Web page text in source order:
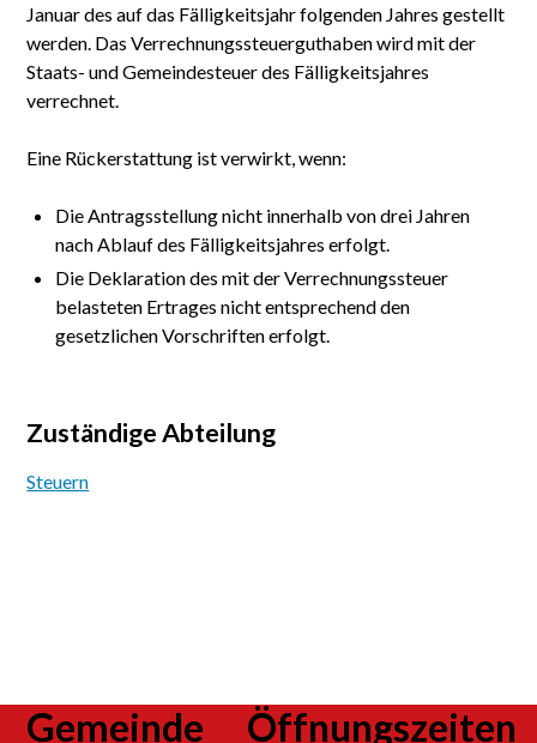
Januar des auf das Fälligkeitsjahr folgenden Jahres gestellt
werden. Das Verrechnungssteuerguthaben wird mit der
Staats- und Gemeindesteuer des Fälligkeitsjahres
verrechnet.
Eine Rückerstattung ist verwirkt, wenn:
Die Antragsstellung nicht innerhalb von drei Jahren
nach Ablauf des Fälligkeitsjahres erfolgt.
Die Deklaration des mit der Verrechnungssteuer
belasteten Ertrages nicht entsprechend den
gesetzlichen Vorschriften erfolgt.
Zuständige Abteilung
Steuern
Gemeinde Öffnungszeiten